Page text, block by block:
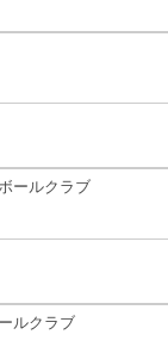
ールクラブ
ルクラブ